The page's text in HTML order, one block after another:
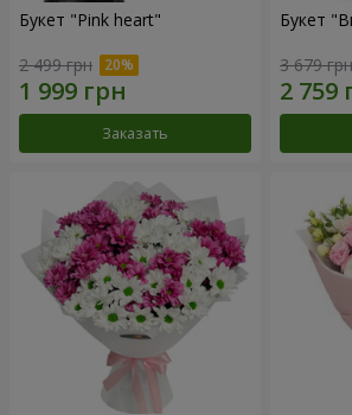
Букет "Pink heart"
2 499 грн
Заказать
Букет
3 679 грн